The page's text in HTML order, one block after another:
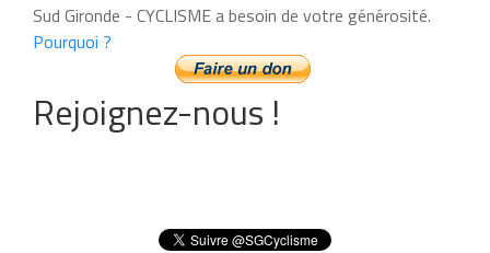
Sud Gironde - CYCLISME a besoin de votre générosité.
Pourquoi ?
Rejoignez-nous !